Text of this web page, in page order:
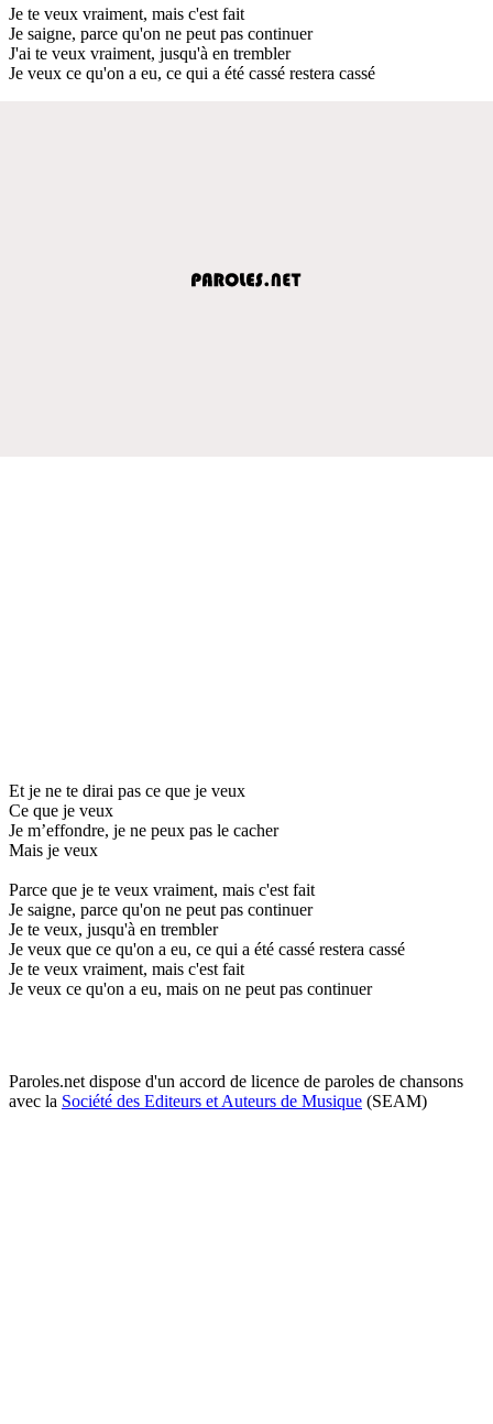
Je te veux vraiment, mais c'est fait
Je saigne, parce qu'on ne peut pas continuer
J'ai te veux vraiment, jusqu'à en trembler
Je veux ce qu'on a eu, ce qui a été cassé restera cassé
Et je ne te dirai pas ce que je veux
Ce que je veux
Je m’effondre, je ne peux pas le cacher
Mais je veux
Parce que je te veux vraiment, mais c'est fait
Je saigne, parce qu'on ne peut pas continuer
Je te veux, jusqu'à en trembler
Je veux que ce qu'on a eu, ce qui a été cassé restera cassé
Je te veux vraiment, mais c'est fait
Je veux ce qu'on a eu, mais on ne peut pas continuer
Paroles.net dispose d'un accord de licence de paroles de chansons
avec la Société des Editeurs et Auteurs de Musique (SEAM)